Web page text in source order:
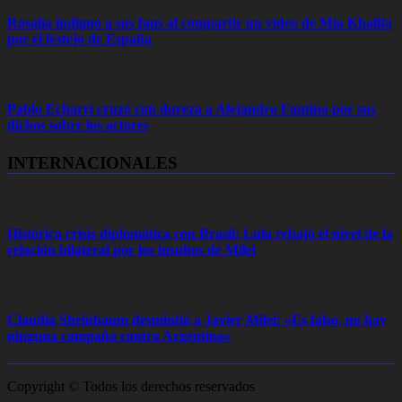
Rosalía indignó a sus fans al compartir un video de Mia Khalifa
por el festejo de España
Pablo Echarri cruzó con dureza a Alejandro Fantino por sus
dichos sobre los actores
INTERNACIONALES
Histórica crisis diplomática con Brasil: Lula rebajó el nivel de la
relación bilateral por los insultos de Milei
Claudia Sheinbaum desmintió a Javier Milei: «Es falso, no hay
ninguna campaña contra Argentina»
Copyright © Todos los derechos reservados